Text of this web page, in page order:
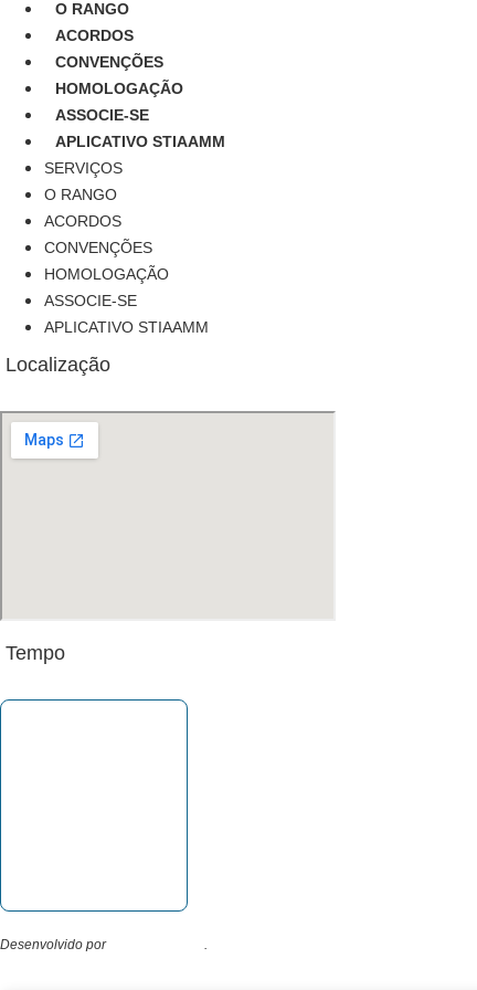
O RANGO
ACORDOS
CONVENÇÕES
HOMOLOGAÇÃO
ASSOCIE-SE
APLICATIVO STIAAMM
SERVIÇOS
O RANGO
ACORDOS
CONVENÇÕES
HOMOLOGAÇÃO
ASSOCIE-SE
APLICATIVO STIAAMM
Localização
Tempo
Desenvolvido por
.